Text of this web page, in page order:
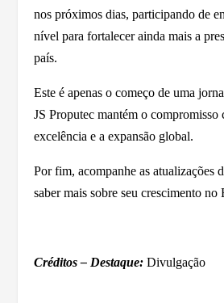
nos próximos dias, participando de
nível para fortalecer ainda mais a
país.
Este é apenas o começo de uma
JS Proputec mantém o compromisso
excelência e a expansão global.
Por fim, acompanhe as atualizações
saber mais sobre seu crescimento no
Créditos – Destaque: Divulgação